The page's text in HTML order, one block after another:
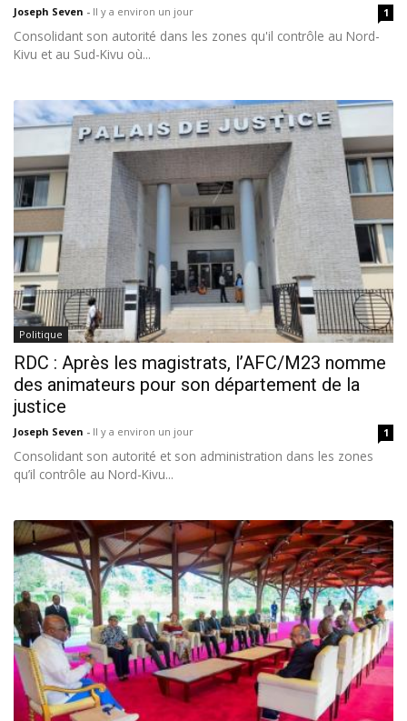
Joseph Seven - Il y a environ un jour 1
Consolidant son autorité dans les zones qu'il contrôle au Nord-
Kivu et au Sud-Kivu où...
Politique
RDC : Après les magistrats, l’AFC/M23 nomme
des animateurs pour son département de la
justice
Joseph Seven - Il y a environ un jour 1
Consolidant son autorité et son administration dans les zones
qu’il contrôle au Nord-Kivu...